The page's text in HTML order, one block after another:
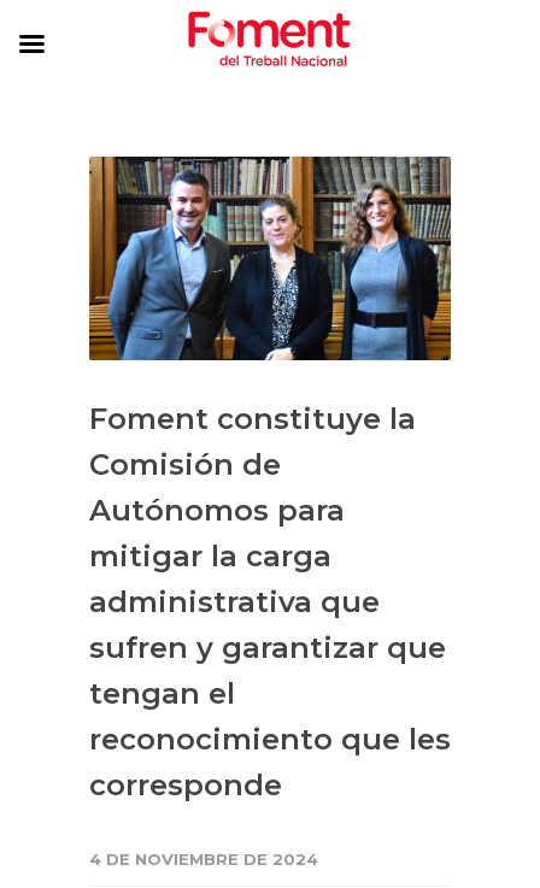
Foment constituye la
Comisión de
Autónomos para
mitigar la carga
administrativa que
sufren y garantizar que
tengan el
reconocimiento que les
corresponde
4 DE NOVIEMBRE DE 2024